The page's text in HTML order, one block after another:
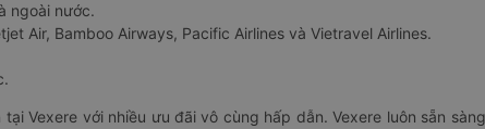
ngoài nước.
Air, Bamboo Airways, Pacific Airlines và Vietravel Airlines.
Vexere với nhiều ưu đãi vô cùng hấp dẫn. Vexere luôn sẵn